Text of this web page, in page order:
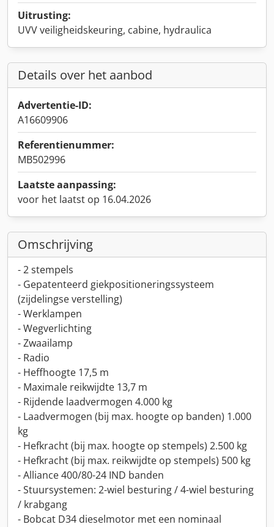
Uitrusting:
UVV veiligheidskeuring, cabine, hydraulica
Details over het aanbod
Advertentie-ID:
A16609906
Referentienummer:
MB502996
Laatste aanpassing:
voor het laatst op 16.04.2026
Omschrijving
- 2 stempels
- Gepatenteerd giekpositioneringssysteem
(zijdelingse verstelling)
- Werklampen
- Wegverlichting
- Zwaailamp
- Radio
- Heffhoogte 17,5 m
- Maximale reikwijdte 13,7 m
- Rijdende laadvermogen 4.000 kg
- Laadvermogen (bij max. hoogte op banden) 1.000
kg
- Hefkracht (bij max. hoogte op stempels) 2.500 kg
- Hefkracht (bij max. reikwijdte op stempels) 500 kg
- Alliance 400/80-24 IND banden
- Stuursystemen: 2-wiel besturing / 4-wiel besturing
/ krabgang
- Bobcat D34 dieselmotor met een nominaal